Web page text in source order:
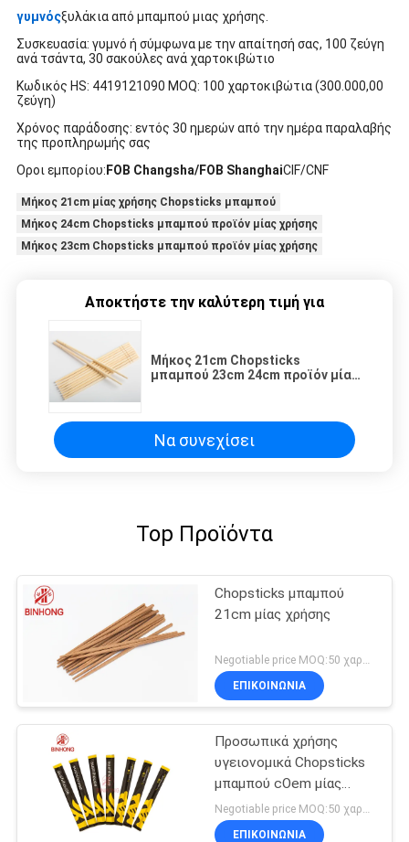
γυμνόςξυλάκια από μπαμπού μιας χρήσης.
Συσκευασία: γυμνό ή σύμφωνα με την απαίτησή σας, 100 ζεύγη
ανά τσάντα, 30 σακούλες ανά χαρτοκιβώτιο
Κωδικός HS: 4419121090 MOQ: 100 χαρτοκιβώτια (300.000,00
ζεύγη)
Χρόνος παράδοσης: εντός 30 ημερών από την ημέρα παραλαβής
της προπληρωμής σας
Οροι εμπορίου:FOB Changsha/FOB ShanghaiCIF/CNF
Μήκος 21cm μίας χρήσης Chopsticks μπαμπού
Μήκος 24cm Chopsticks μπαμπού προϊόν μίας χρήσης
Μήκος 23cm Chopsticks μπαμπού προϊόν μίας χρήσης
Αποκτήστε την καλύτερη τιμή για
Μήκος 21cm Chopsticks
μπαμπού 23cm 24cm προϊόν μίας
Να συνεχίσει
Top Προϊόντα
Chopsticks μπαμπού
21cm μίας χρήσης
Negotiable price MOQ:50 χαρτοκιβώτιο
ΕΠΙΚΟΙΝΩΝΙΑ
Προσωπικά χρήσης
υγειονομικά Chopsticks
μπαμπού cOem μίας
χρήσης
ΕΠΙΚΟΙΝΩΝΙΑ